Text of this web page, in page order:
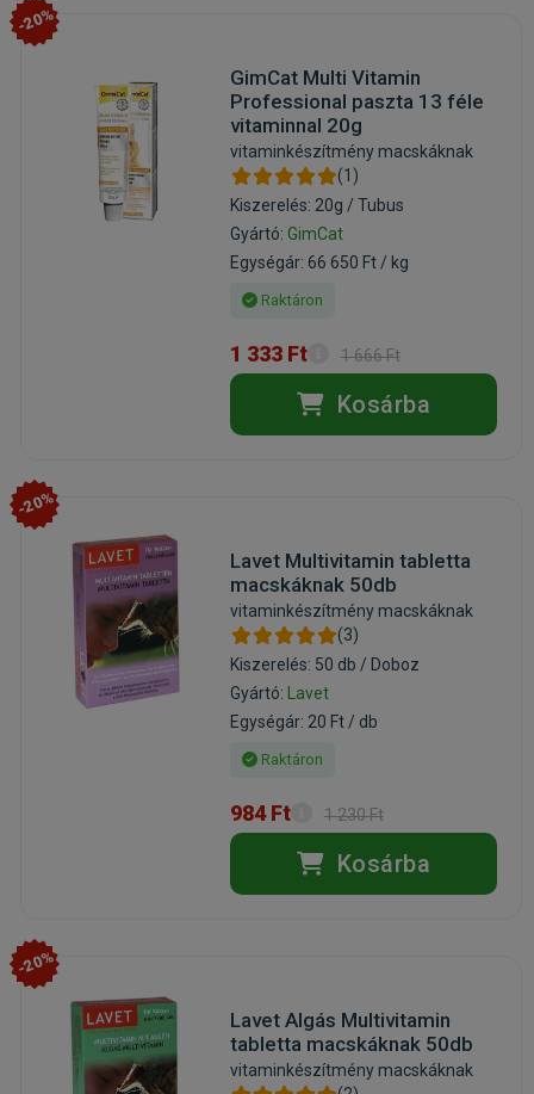
-20%
GimCat Multi Vitamin
Professional paszta 13 féle
vitaminnal 20g
vitaminkészítmény macskáknak
(1)
Kiszerelés: 20g / Tubus
Gyártó: GimCat
Egységár: 66 650 Ft / kg
Raktáron
1 333 Ft 1 666 Ft
Kosárba
-20%
Lavet Multivitamin tabletta
macskáknak 50db
vitaminkészítmény macskáknak
(3)
Kiszerelés: 50 db / Doboz
Gyártó: Lavet
Egységár: 20 Ft / db
Raktáron
984 Ft 1 230 Ft
Kosárba
-20%
Lavet Algás Multivitamin
tabletta macskáknak 50db
vitaminkészítmény macskáknak